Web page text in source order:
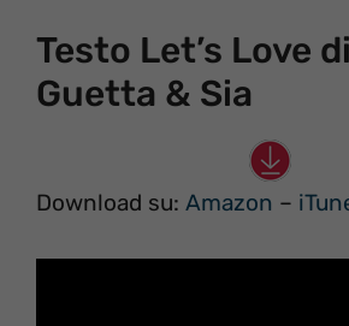
Testo Let’s Love
Guetta & Sia
Download su: Amazon –